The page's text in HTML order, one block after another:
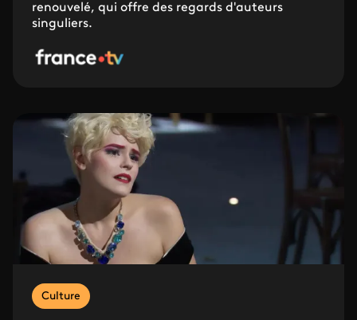
renouvelé, qui offre des regards d'auteurs
singuliers.
Culture